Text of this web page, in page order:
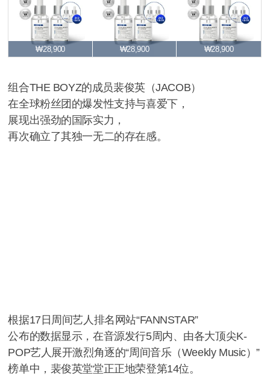
₩28,900 ₩28,900 ₩28,900
组合THE BOYZ的成员裴俊英（JACOB）
在全球粉丝团的爆发性支持与喜爱下，
展现出强劲的国际实力，
再次确立了其独一无二的存在感。
根据17日周间艺人排名网站“FANNSTAR”
公布的数据显示，在音源发行5周内、由各大顶尖K-
POP艺人展开激烈角逐的“周间音乐（Weekly Music）”
榜单中，裴俊英堂堂正正地荣登第14位。